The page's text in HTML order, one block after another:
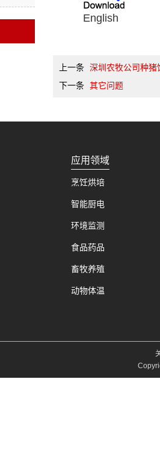
English
上一条 深圳农牧公司种猪
下一条 其它问题
应用领域
烹饪烘培
智能厨电
环境监测
食品药品
畜牧养殖
动物体温